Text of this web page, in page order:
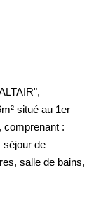
situé au 1er
comprenant :
séjour de
salle de bains,